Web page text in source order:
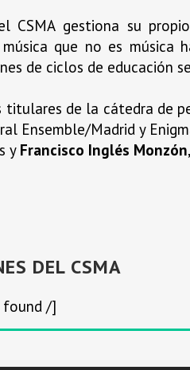
CSMA gestiona su
música que no es
de ciclos de educación
titulares de la cátedra de
Ensemble/Madrid y
y Francisco Inglés Monzón
DEL CSMA
found /]